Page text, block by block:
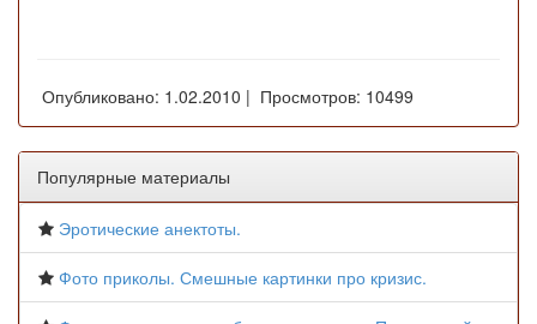
Опубликовано: 1.02.2010 | Просмотров: 10499
Популярные материалы
Эротические анектоты.
Фото приколы. Смешные картинки про кризис.